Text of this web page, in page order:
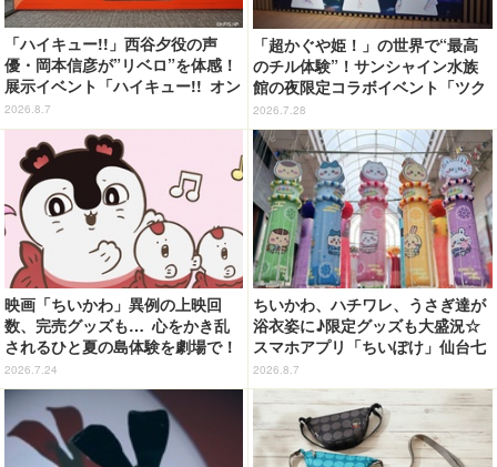
「ハイキュー!!」西谷夕役の声
優・岡本信彦が”リベロ”を体感！
展示イベント「ハイキュー!! オン
ザ コート」東京会場が開幕
2026.8.7
「超かぐや姫！」の世界で“最高
のチル体験”！サンシャイン水族
館の夜限定コラボイベント「ツク
ヨミアクアリウム」が癒やしすぎ
た【体験レポ】
2026.7.28
映画「ちいかわ」異例の上映回
数、完売グッズも… 心をかき乱
されるひと夏の島体験を劇場で！
【ネタバレなし初日レポ】
2026.7.24
ちいかわ、ハチワレ、うさぎ達が
浴衣姿に♪限定グッズも大盛況☆
スマホアプリ「ちいぽけ」仙台七
夕まつりに七夕飾りを掲出【レ
ポ】
2026.8.7